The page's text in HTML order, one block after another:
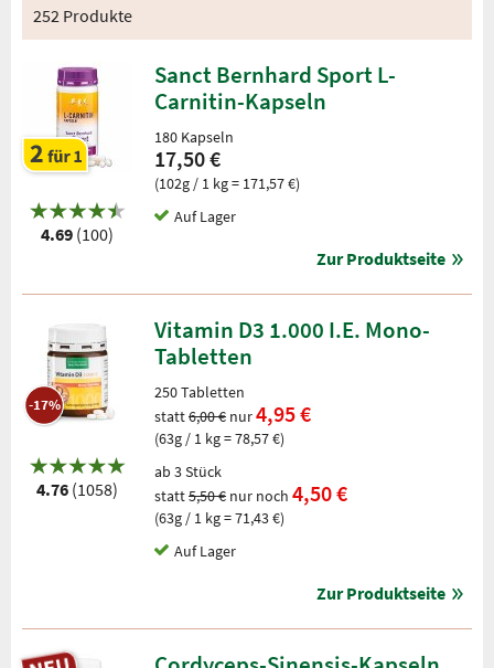
252 Produkte
4.69 (100)
Sanct Bernhard Sport L-
Carnitin-Kapseln
180 Kapseln
17,50 €
(102g / 1 kg = 171,57 €)
Auf Lager
Zur Produktseite
-17%
4.76 (1058)
Vitamin D3 1.000 I.E. Mono-
Tabletten
250 Tabletten
statt6,00 € nur4,95 €
(63g / 1 kg = 78,57 €)
ab 3 Stück
statt5,50 € nur noch 4,50 €
(63g / 1 kg = 71,43 €)
Auf Lager
Zur Produktseite